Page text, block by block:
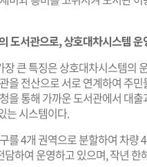
도서관으로, 상호대차시스템 운
큰 특징은 상호대차시스템의
을 전산으로 서로 연계하여 주
을 통해 가까운 도서관에서 대출
는 시스템이다.
를 4개 권역으로 분할하여 차량
담하여 운영하고 있으며, 작년 한